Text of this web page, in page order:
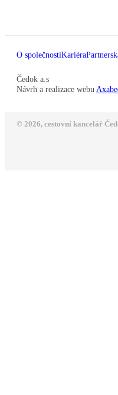
O společnostiKariéra
Čedok a.s
Návrh a realizace webu
© 2026, cestovní kancelář